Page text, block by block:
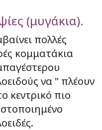
(μυγάκια).
πολλές
κομματάκια
να " πλέουν
κεντρικό πιο